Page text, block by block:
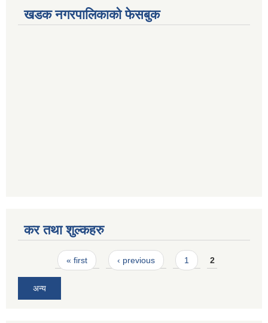
खडक नगरपालिकाको फेसबुक
कर तथा शुल्कहरु
Pages« first ‹ previous 1 2
अन्य